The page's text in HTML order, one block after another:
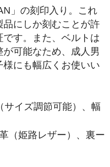
」の刻印入り。これ
にしか刻むことが許
す。また、ベルトは
可能なため、成人男
にも幅広くお使いい
サイズ調節可能）、幅
（姫路レザー）、裏ー